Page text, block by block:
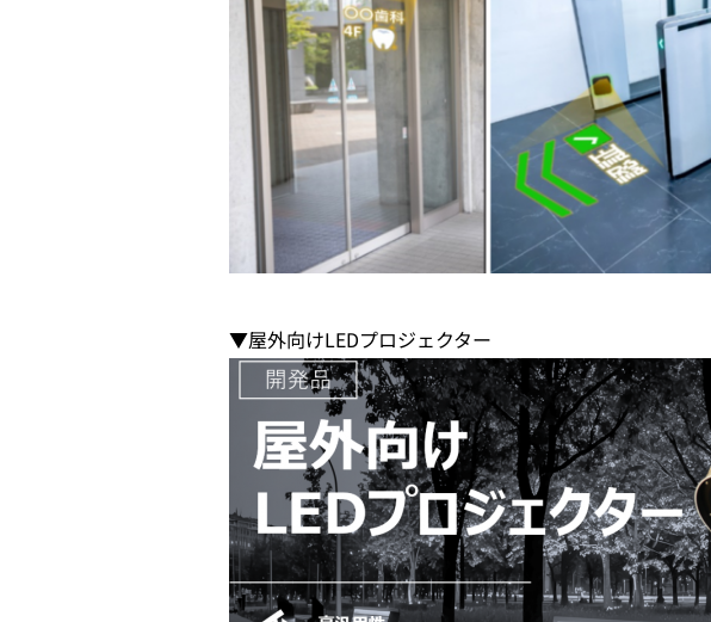
▼屋外向けLEDプロジェクター